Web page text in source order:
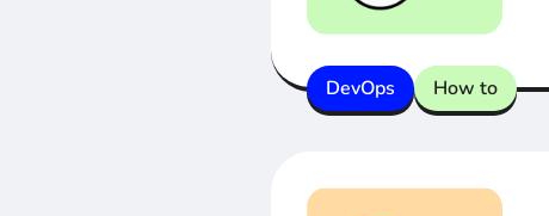
DevOps How to